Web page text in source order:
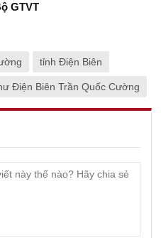
GTVT
tỉnh Điện Biên
Điện Biên Trần Quốc Cường